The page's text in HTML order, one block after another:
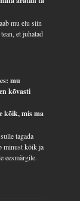
mu elu siin
et juhatad
mu
kõvasti
kõik, mis ma
tagada
minust kõik ja
eesmärgile.